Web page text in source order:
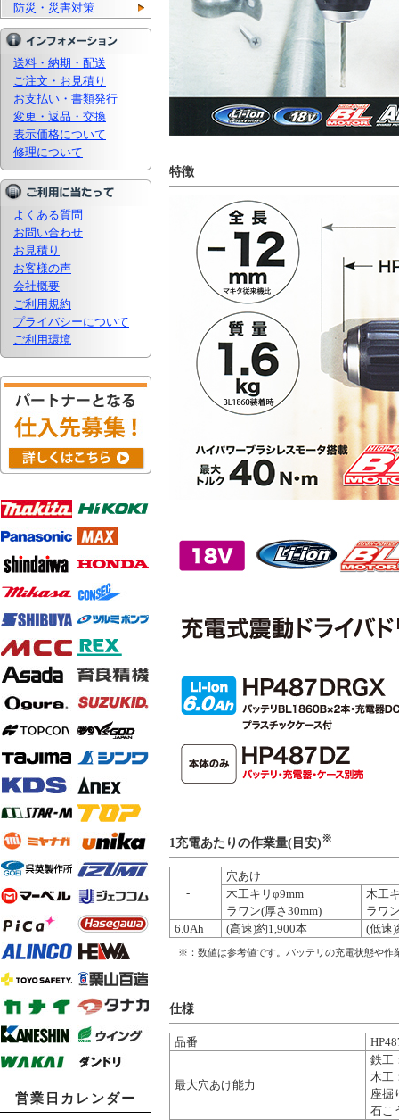
防災・災害対策
送料・納期・配送
ご注文・お見積り
お支払い・書類発行
変更・返品・交換
表示価格について
修理について
よくある質問
お問い合わせ
お見積り
お客様の声
会社概要
ご利用規約
プライバシーについて
ご利用環境
営業日カレンダー
特徴
1充電あたりの作業量(目安)※
-
穴あけ
木工キリφ9mm
ラワン(厚さ30mm)
木工
ラワ
6.0Ah
(高速)約1,900本 (低速)
※：数値は参考値です。バッテリの充電状態や作
仕様
品番
最大穴あけ能力
鉄工
木工
座掘
石こ